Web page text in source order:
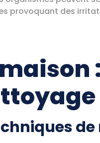
provoquant des